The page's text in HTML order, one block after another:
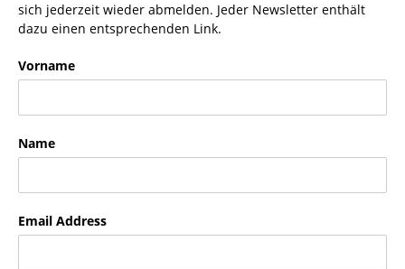
sich jederzeit wieder abmelden. Jeder Newsletter enthält
dazu einen entsprechenden Link.
Vorname
Name
Email Address